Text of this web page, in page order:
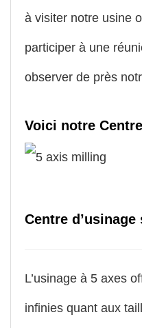
à visiter notre usine
participer à une
observer de près
Voici notre
Centre
L’usinage à 5 axes
infinies quant aux